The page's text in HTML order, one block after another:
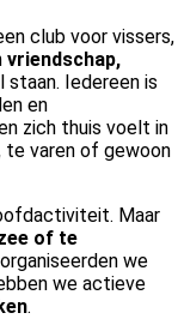
club voor vissers,
vriendschap,
staan. Iedereen is
en
zich thuis voelt in
te varen of gewoon
Maar
of te
we
we actieve
.